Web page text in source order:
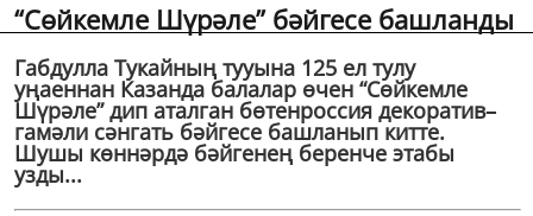
“Сөйкемле Шүрәле” бәйгесе башланды
Габдулла Тукайның тууына 125 ел тулу
уңаеннан Казанда балалар өчен “Сөйкемле
Шүрәле” дип аталган бөтенроссия декоратив–
гамәли сәнгать бәйгесе башланып китте.
Шушы көннәрдә бәйгенең беренче этабы
узды...